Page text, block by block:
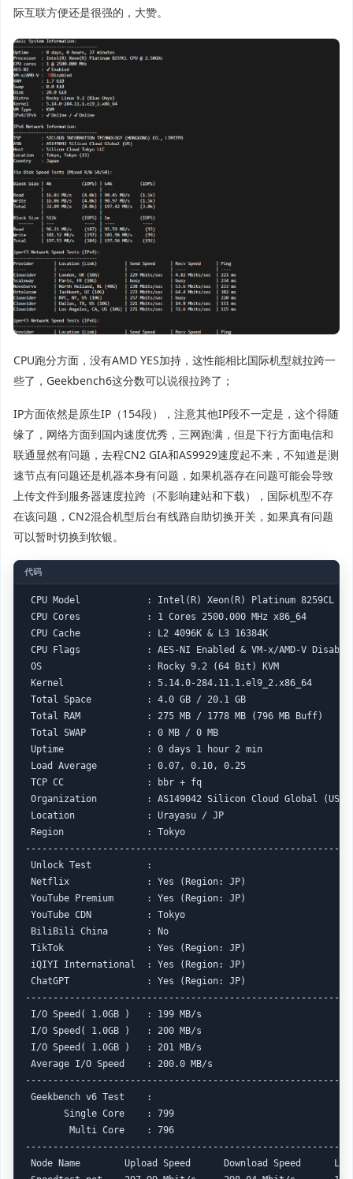
际互联方便还是很强的，大赞。
CPU跑分方面，没有AMD YES加持，这性能相比国际机型就拉跨一
些了，Geekbench6这分数可以说很拉跨了；
IP方面依然是原生IP（154段），注意其他IP段不一定是，这个得随
缘了，网络方面到国内速度优秀，三网跑满，但是下行方面电信和
联通显然有问题，去程CN2 GIA和AS9929速度起不来，不知道是测
速节点有问题还是机器本身有问题，如果机器存在问题可能会导致
上传文件到服务器速度拉跨（不影响建站和下载），国际机型不存
在该问题，CN2混合机型后台有线路自助切换开关，如果真有问题
可以暂时切换到软银。
CPU Model            : Intel(R) Xeon(R) Platinum 8259CL CPU
CPU Cores            : 1 Cores 2500.000 MHz x86_64
CPU Cache            : L2 4096K & L3 16384K
CPU Flags            : AES-NI Enabled & VM-x/AMD-V
OS                   : Rocky 9.2 (64 Bit) KVM
Kernel               : 5.14.0-284.11.1.el9_2.x86_64
Total Space          : 4.0 GB / 20.1 GB
Total RAM            : 275 MB / 1778 MB (796 MB Buff)
Total SWAP           : 0 MB / 0 MB
Uptime               : 0 days 1 hour 2 min
Load Average         : 0.07, 0.10, 0.25
TCP CC               : bbr + fq
Organization         : AS149042 Silicon Cloud Global (US)
Location             : Urayasu / JP
Region               : Tokyo
Unlock Test          :
Netflix              : Yes (Region: JP)
YouTube Premium      : Yes (Region: JP)
YouTube CDN          : Tokyo
BiliBili China       : No
TikTok               : Yes (Region: JP)
iQIYI International  : Yes (Region: JP)
ChatGPT              : Yes (Region: JP)
I/O Speed( 1.0GB )   : 199 MB/s
I/O Speed( 1.0GB )   : 200 MB/s
I/O Speed( 1.0GB )   : 201 MB/s
Average I/O Speed    : 200.0 MB/s
Geekbench v6 Test    :
       Single Core    : 799
        Multi Core    : 796
Node Name        Upload Speed      Download Speed